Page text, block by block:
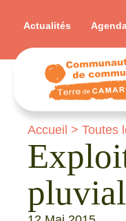
Actualités
Accueil > Toutes